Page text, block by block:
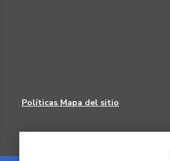
Políticas Mapa del sitio